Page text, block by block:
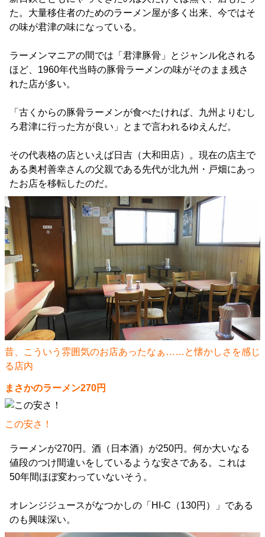
た。大量移住者のためのラーメン屋が多く出来、今ではそ
の味が君津の味になっている。
ラーメンマニアの間では「君津豚骨」とジャンル化される
ほど、1960年代当時の豚骨ラーメンの味がそのまま残さ
れた店が多い。
「古くからの豚骨ラーメンが食べたければ、九州よりむし
ろ君津に行った方が良い」とまで言われるゆえんだ。
その代表格の店といえば日吉（大和田店）。現在の店主で
ある奥村善幸さんの父親である先代が北九州・戸畑にあっ
たお店を移転したのだ。
昔、こういう雰囲気のお店あったなぁ……と懐かしさを感じ
る店内
まさかのラーメン270円
この安さ！
ラーメンが270円。酒（日本酒）が250円。何か大いなる
値段のつけ間違いをしているような安さである。これは
50年間ほぼ変わっていないそう。
オレンジジュースがなつかしの「HI-C（130円）」である
のも興味深い。